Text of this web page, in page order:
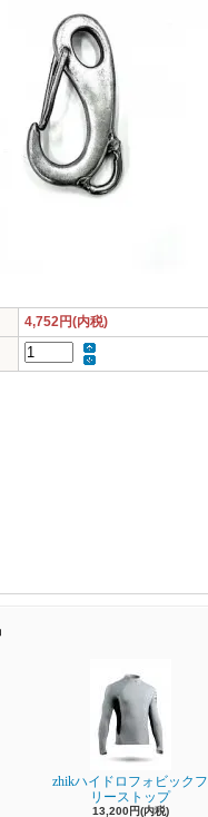
4,752円(内税)
zhikハイドロフォビックフ
リーストップ
13,200円(内税)